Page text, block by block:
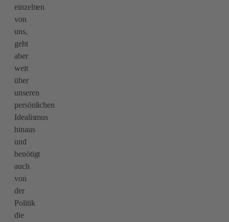
einzelnen
von
uns,
geht
aber
weit
über
unseren
persönlichen
Idealismus
hinaus
und
benötigt
auch
von
der
Politik
die